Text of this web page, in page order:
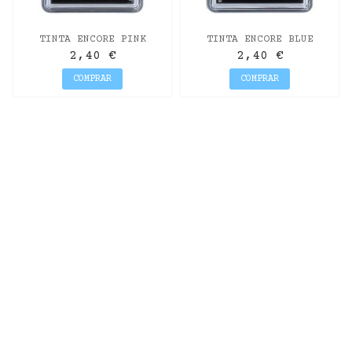
TINTA ENCORE PINK
METALLIC 12GR.
2,40 €
COMPRAR
TINTA ENCORE BLUE
METALLIC 12GR.
2,40 €
COMPRAR